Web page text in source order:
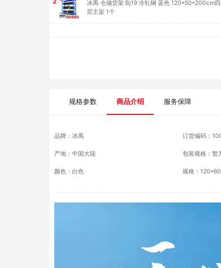
冰禹 仓储货架 Bj19 冷轧钢 蓝色 120*50*200cm四
层主架 1个
5
冰禹 仓储货架 Bj19 冷轧钢 白色 200*50*200cm四
规格参数 商品介绍 服务保障
品牌： 冰禹 订货编码：
产地： 中国大陆 包装规格： 暂
颜色 ： 白色 规格 ：